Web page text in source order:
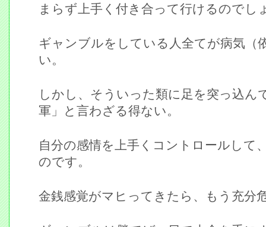
まらず上手く付き合って行けるのでし
ギャンブルをしている人全てが病気（
い。
しかし、そういった類に足を突っ込ん
軍」と言わざる得ない。
自分の感情を上手くコントロールして
のです。
金銭感覚がマヒってきたら、もう充分